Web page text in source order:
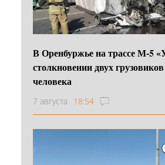
В Оренбуржье на трассе М-5
столкновении двух
человека
7 августа 18:54